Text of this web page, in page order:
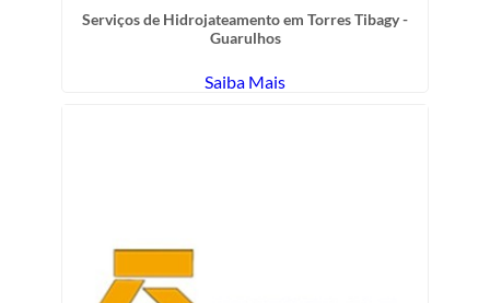
Serviços de Hidrojateamento em Torres Tibagy -
Guarulhos
Saiba Mais